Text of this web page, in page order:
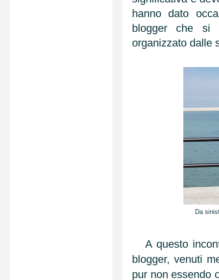
hanno dato
blogger che si
organizzato dalle
Da
A questo
blogger, venuti
pur non essendo